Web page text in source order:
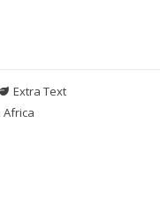
Extra Text
Africa